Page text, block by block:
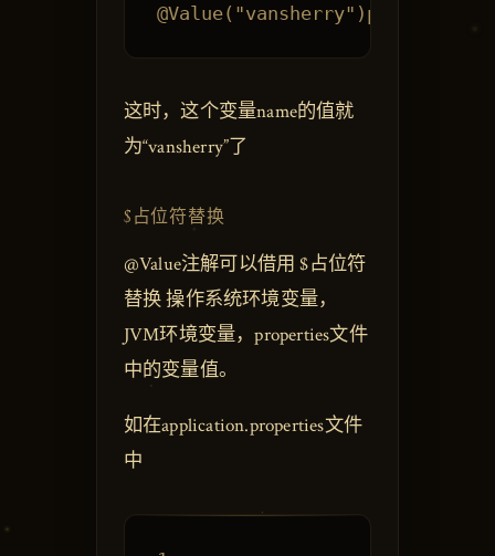
这时，这个变量name的值就
为“vansherry”了
$占位符替换
@Value注解可以借用 $占位符
替换 操作系统环境变量，
JVM环境变量，properties文件
中的变量值。
如在application.properties文件
中